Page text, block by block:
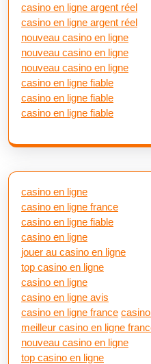
casino en ligne argent réel
casino en ligne argent réel
nouveau casino en ligne
nouveau casino en ligne
nouveau casino en ligne
casino en ligne fiable
casino en ligne fiable
casino en ligne fiable
casino en ligne
casino en ligne france
casino en ligne fiable
casino en ligne
jouer au casino en ligne
top casino en ligne
casino en ligne
casino en ligne avis
casino en ligne france
meilleur casino en ligne
nouveau casino en ligne
top casino en ligne